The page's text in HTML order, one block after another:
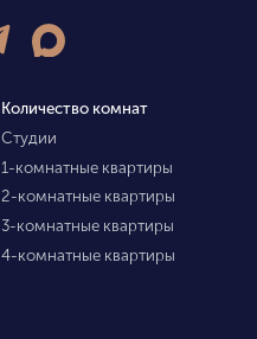
Количество комнат
Студии
1-комнатные квартиры
2-комнатные квартиры
3-комнатные квартиры
4-комнатные квартиры